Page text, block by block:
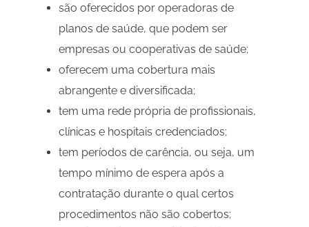
são oferecidos por operadoras de
planos de saúde, que podem ser
empresas ou cooperativas de saúde;
oferecem uma cobertura mais
abrangente e diversificada;
tem uma rede própria de profissionais,
clínicas e hospitais credenciados;
tem períodos de carência, ou seja, um
tempo mínimo de espera após a
contratação durante o qual certos
procedimentos não são cobertos;